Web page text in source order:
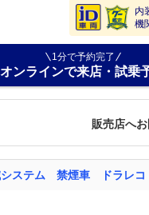
内
機
1分で予約完了
オンラインで来店・試乗
販売店へ